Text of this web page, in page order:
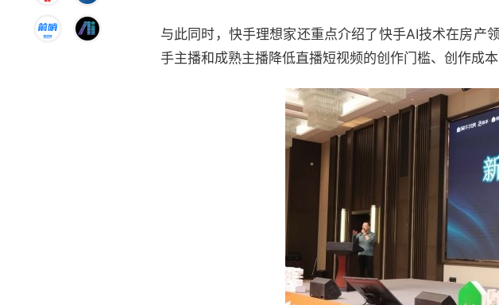
与此同时，快手理想家还重点介绍了快手AI技术在房产
手主播和成熟主播降低直播短视频的创作门槛、创作成